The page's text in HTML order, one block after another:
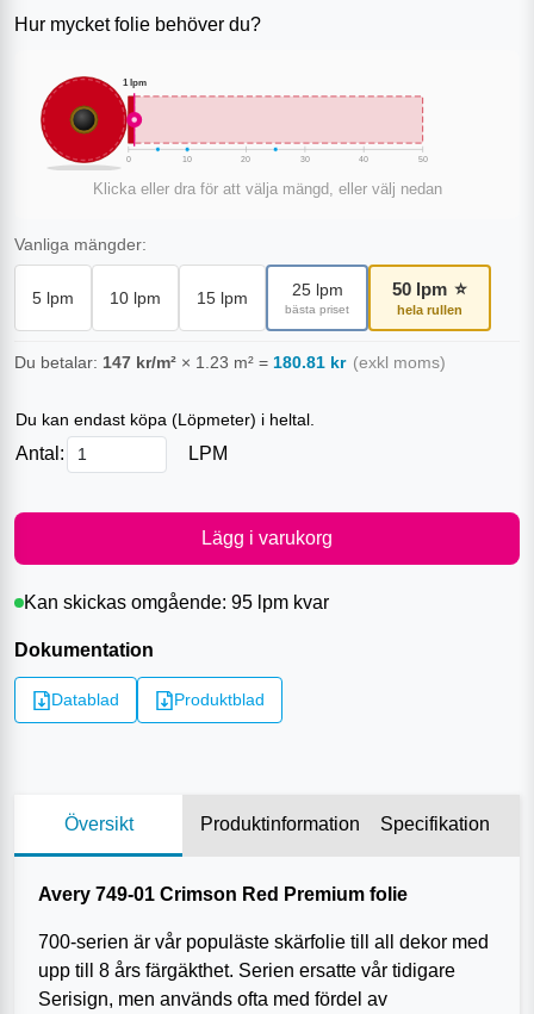
Hur mycket folie behöver du?
1lpm
0 10 20 30 40 50
Klicka eller dra för att välja mängd, eller välj nedan
Vanliga mängder:
5 lpm 10 lpm 15 lpm 25lpm
bästa priset
50 lpm ⭐
hela rullen
Du betalar: 147 kr/m² × 1.23 m² = 180.81 kr (exkl moms)
Du kan endast köpa (Löpmeter) i heltal.
Antal: LPM
Lägg i varukorg
Kan skickas omgående: 95 lpm kvar
Dokumentation
Datablad Produktblad
Översikt Produktinformation Specifikation
Avery 749-01 Crimson Red Premium folie
700-serien är vår populäste skärfolie till all dekor med
upp till 8 års färgäkthet. Serien ersatte vår tidigare
Serisign, men används ofta med fördel av